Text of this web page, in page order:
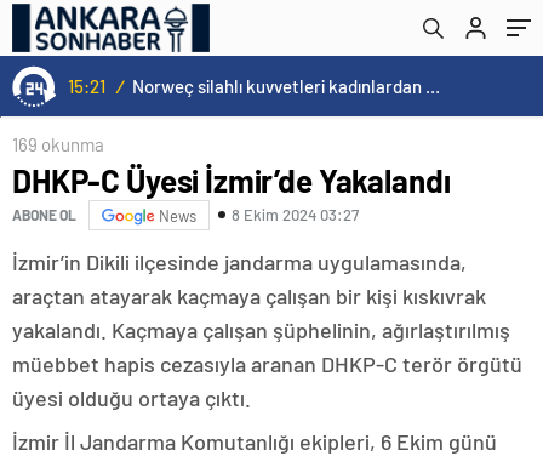
15:21 / Norweç silahlı kuvvetleri kadınlardan oluşan özel kuvvetler eğitimlerini başlattı.
169 okunma
DHKP-C Üyesi İzmir’de Yakalandı
ABONE OL News 8 Ekim 2024 03:27
İzmir’in Dikili ilçesinde jandarma uygulamasında,
araçtan atayarak kaçmaya çalışan bir kişi kıskıvrak
yakalandı. Kaçmaya çalışan şüphelinin, ağırlaştırılmış
müebbet hapis cezasıyla aranan DHKP-C terör örgütü
üyesi olduğu ortaya çıktı.
İzmir İl Jandarma Komutanlığı ekipleri, 6 Ekim günü